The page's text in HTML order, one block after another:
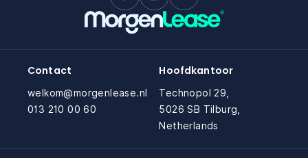
Contact
welkom@morgenlease.nl
013 210 00 60
Hoofdkantoor
Technopol 29,
5026 SB Tilburg,
Netherlands